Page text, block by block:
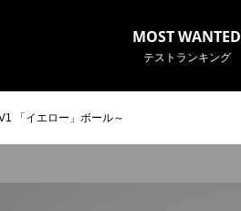
MOST WANTED
テストランキング
「イエロー」ボール～